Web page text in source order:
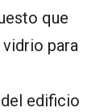
que
para
edificio